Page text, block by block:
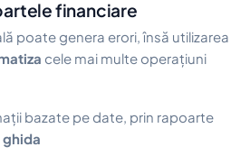
financiare
poate genera erori, însă utilizarea
cele mai multe operațiuni
bazate pe date, prin rapoarte
ghida